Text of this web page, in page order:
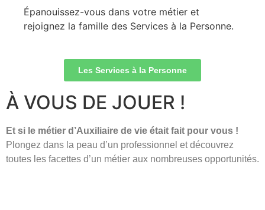
Épanouissez-vous dans votre métier et
rejoignez la famille des Services à la Personne.
Les Services à la Personne
À VOUS DE JOUER !
Et si le métier d’Auxiliaire de vie était fait pour vous !
Plongez dans la peau d’un professionnel et découvrez
toutes les facettes d’un métier aux nombreuses opportunités.